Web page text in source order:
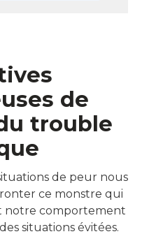
de
trouble
de peur nous
ce monstre qui
notre comportement
situations évitées.